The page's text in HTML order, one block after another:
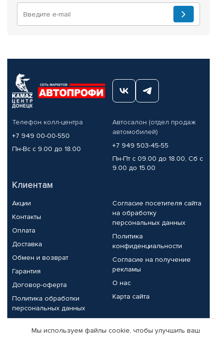
Телефон колл-центра
+7 949 00-00-550
Пн-Вс с 9.00 до 18.00
Автосалон (отдел продаж
автомобилей)
+7 949 503-45-55
Пн-Пт с 09.00 до 18.00, Сб с
9.00 до 15.00
Клиентам
Акции
Контакты
Оплата
Доставка
Обмен и возврат
Гарантия
Договор-оферта
Политика обработки
персональных данных
Согласие посетителя сайта
на обработку
персональных данных
Политика
конфиденциальности
Согласие на получение
рекламы
О нас
Карта сайта
Партнерам
Мы используем файлы cookie, чтобы улучшить ваш